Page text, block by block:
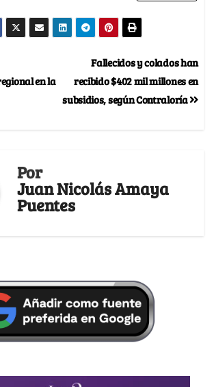
Fallecidos y colados han
recibido $402 mil millones en
subsidios, según Contraloría
en la
Por
Juan Nicolás Amaya
Puentes